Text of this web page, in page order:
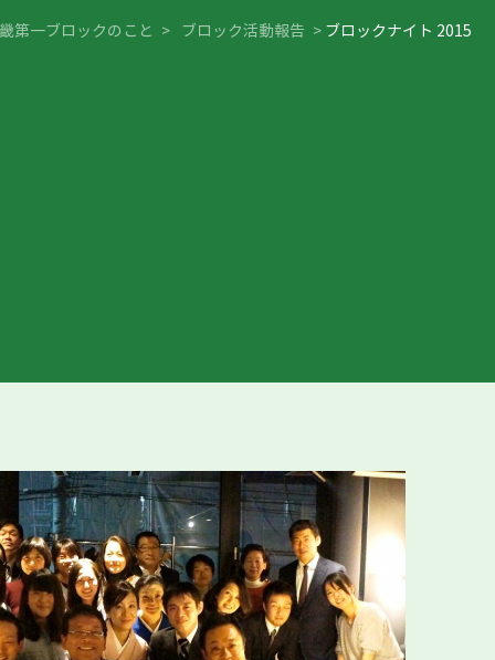
第一ブロックのこと > ブロック活動報告 > ブロックナイト 2015